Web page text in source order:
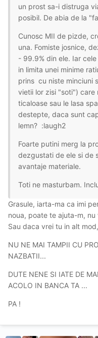
un prost sa-i distruga
posibil. De abia de la
Cunosc MII de pizde,
una. Fomiste josnice,
- 99.9% din ele. Iar
in limita unei minime
prins cu niste minciuni
vietii lor zisi "soti")
ticaloase sau le lasa
destepte, daca sunt
lemn? :laugh2
Foarte putini merg la
dezgustati de ele si de
avantaje materiale.
Toti ne masturbam.
Grasule, iarta-ma ca imi
noua, poate te ajuta-m,
Sau daca vrei tu in alt
NU NE MAI TAMPII CU
NAZBATII...
DUTE NENE SI IATE DE
ACOLO IN BANCA TA ...
PA !